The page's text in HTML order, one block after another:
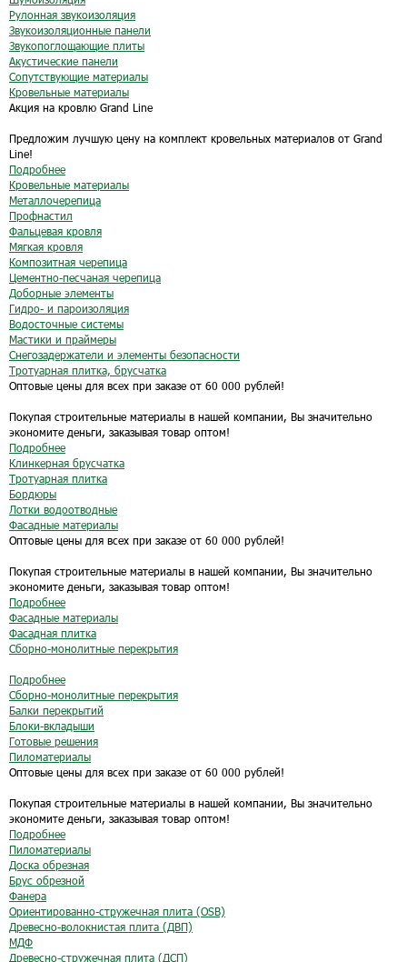
Рулонная звукоизоляция
Звукоизоляционные панели
Звукопоглощающие плиты
Акустические панели
Сопутствующие материалы
Кровельные материалы
Акция на кровлю Grand Line
Предложим лучшую цену на комплект кровельных материалов от Grand
Line!
Подробнее
Кровельные материалы
Металлочерепица
Профнастил
Фальцевая кровля
Мягкая кровля
Композитная черепица
Цементно-песчаная черепица
Доборные элементы
Гидро- и пароизоляция
Водосточные системы
Мастики и праймеры
Снегозадержатели и элементы безопасности
Тротуарная плитка, брусчатка
Оптовые цены для всех при заказе от 60 000 рублей!
Покупая строительные материалы в нашей компании, Вы значительно
экономите деньги, заказывая товар оптом!
Подробнее
Клинкерная брусчатка
Тротуарная плитка
Бордюры
Лотки водоотводные
Фасадные материалы
Оптовые цены для всех при заказе от 60 000 рублей!
Покупая строительные материалы в нашей компании, Вы значительно
экономите деньги, заказывая товар оптом!
Подробнее
Фасадные материалы
Фасадная плитка
Сборно-монолитные перекрытия
Подробнее
Сборно-монолитные перекрытия
Балки перекрытий
Блоки-вкладыши
Готовые решения
Пиломатериалы
Оптовые цены для всех при заказе от 60 000 рублей!
Покупая строительные материалы в нашей компании, Вы значительно
экономите деньги, заказывая товар оптом!
Подробнее
Пиломатериалы
Доска обрезная
Брус обрезной
Фанера
Ориентированно-стружечная плита (OSB)
Древесно-волокнистая плита (ДВП)
МДФ
Древесно-стружечная плита (ДСП)